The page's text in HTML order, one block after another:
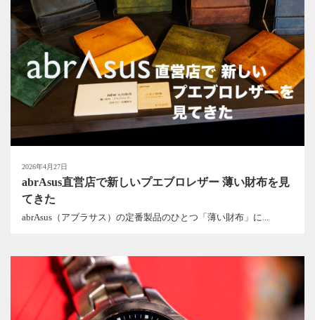
2026年4月27日
abrAsus直営店で新しいプエブロレザー 薄い財布を見
てきた
abrAsus（アブラサス）の定番製品のひとつ「薄い財布」に...